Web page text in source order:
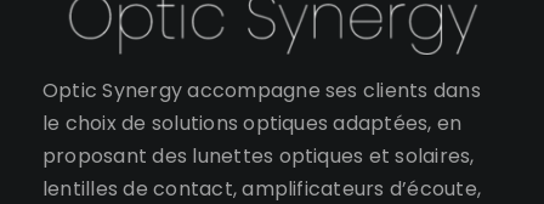
Optic Synergy accompagne ses clients dans
le choix de solutions optiques adaptées, en
proposant des lunettes optiques et solaires,
lentilles de contact, amplificateurs d’écoute,